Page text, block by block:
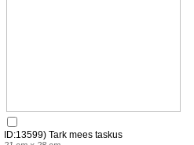
ID:13599) Tark mees taskus